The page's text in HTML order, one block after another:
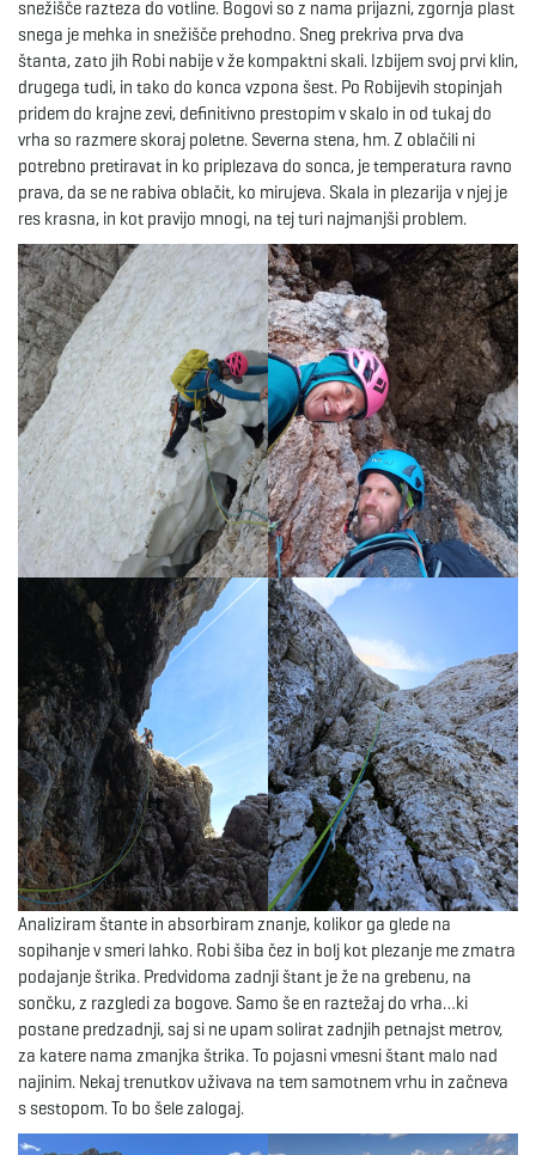
snežišče razteza do votline. Bogovi so z nama prijazni, zgornja plast
snega je mehka in snežišče prehodno. Sneg prekriva prva dva
štanta, zato jih Robi nabije v že kompaktni skali. Izbijem svoj prvi klin,
drugega tudi, in tako do konca vzpona šest. Po Robijevih stopinjah
pridem do krajne zevi, definitivno prestopim v skalo in od tukaj do
vrha so razmere skoraj poletne. Severna stena, hm. Z oblačili ni
potrebno pretiravat in ko priplezava do sonca, je temperatura ravno
prava, da se ne rabiva oblačit, ko mirujeva. Skala in plezarija v njej je
res krasna, in kot pravijo mnogi, na tej turi najmanjši problem.
Analiziram štante in absorbiram znanje, kolikor ga glede na
sopihanje v smeri lahko. Robi šiba čez in bolj kot plezanje me zmatra
podajanje štrika. Predvidoma zadnji štant je že na grebenu, na
sončku, z razgledi za bogove. Samo še en raztežaj do vrha…ki
postane predzadnji, saj si ne upam solirat zadnjih petnajst metrov,
za katere nama zmanjka štrika. To pojasni vmesni štant malo nad
najinim. Nekaj trenutkov uživava na tem samotnem vrhu in začneva
s sestopom. To bo šele zalogaj.